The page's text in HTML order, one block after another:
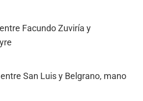
Facundo Zuviría y
San Luis y Belgrano, mano